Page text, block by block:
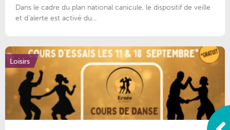
Dans le cadre du plan national canicule, le dispositif de veille
et d’alerte est activé du...
Loisirs